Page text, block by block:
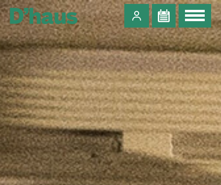
Zum Hauptinhalt springen Zum Footer springen